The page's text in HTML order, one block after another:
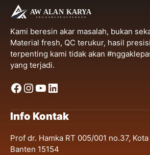
Kami beresin akar masalah, bukan
Material fresh, QC terukur, hasil
terpenting kami tidak akan
yang terjadi.
Facebook
Instagram
YouTube
LinkedIn
Info Kontak
Prof dr. Hamka RT 005/001 no.37,
Banten 15154